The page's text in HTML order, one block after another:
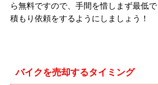
ら無料ですので、手間を惜しまず最低
積もり依頼をするようにしましょう！
バイクを売却するタイミング